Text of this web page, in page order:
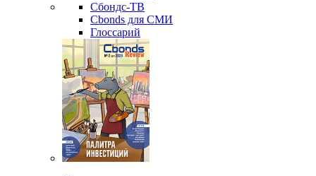
Новости & Research Hub
Новости рынка
Research Hub
Сбондс-ТВ
Cbonds для СМИ
Глоссарий